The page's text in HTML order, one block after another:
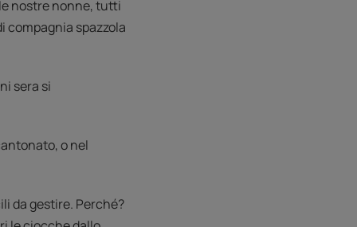
nostre nonne, tutti
compagnia spazzola
sera si
o nel
da gestire. Perché?